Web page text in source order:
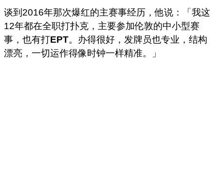
谈到2016年那次爆红的主赛事经历，他说：「我这
12年都在全职打扑克，主要参加伦敦的中小型赛
事，也有打EPT。办得很好，发牌员也专业，结构
漂亮，一切运作得像时钟一样精准。」